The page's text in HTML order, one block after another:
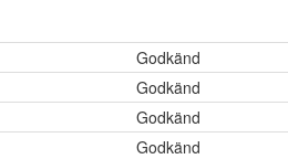
Godkänd
Godkänd
Godkänd
Godkänd